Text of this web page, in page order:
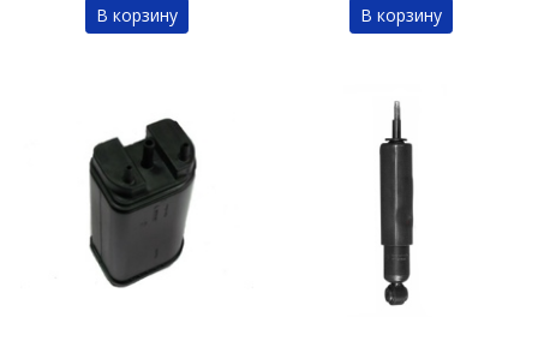
В корзину В корзину